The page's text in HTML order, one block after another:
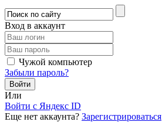
Вход в аккаунт
Чужой компьютер
Забыли пароль?
Или
Войти c Яндекс ID
Еще нет аккаунта? Зарегистрироваться